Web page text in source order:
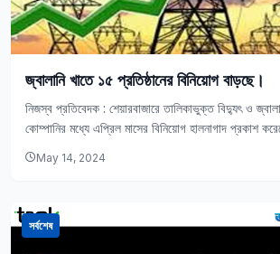
জ্বালানি খাতে ১৫ প্রতিষ্ঠানের বিনিয়োগ বাড়ছে।
নিজস্ব প্রতিবেদক : শেয়ারবাজারে তালিকাভুক্ত বিদ্যুৎ ও
কোম্পানির মধ্যে এপ্রিল মাসের বিনিয়োগ হালনাগাদ প্রকাশ
May 14, 2024
সর্বশেষ